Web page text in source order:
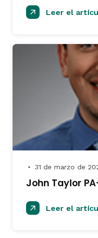
Leer el
● 31 de marzo de
John Taylor
Leer el